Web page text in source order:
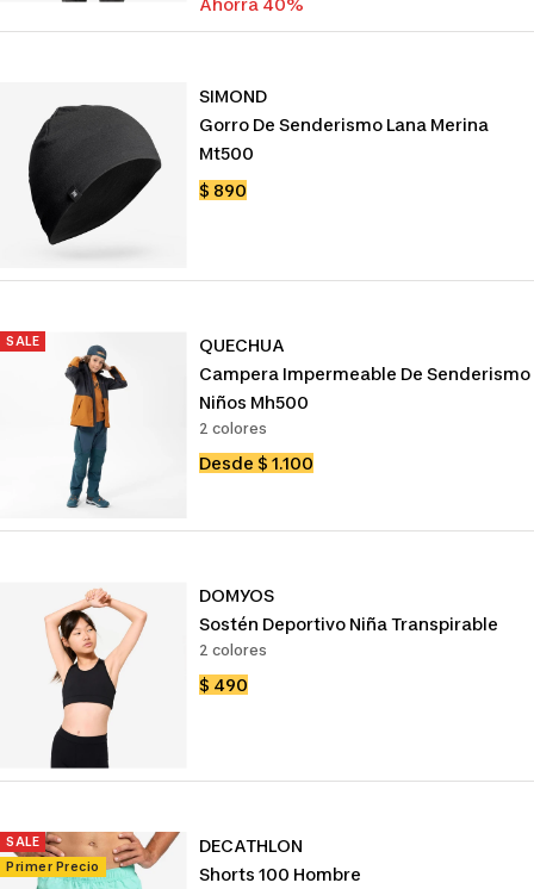
SIMOND
Gorro De Senderismo Lana Merina
Mt500
Precio
$ 890
SALE
QUECHUA
Campera Impermeable De Senderismo
Niños Mh500
2 colores
Precio
Desde $ 1.100
DOMYOS
Sostén Deportivo Niña Transpirable
2 colores
Precio
$ 490
SALE
Primer Precio
DECATHLON
Shorts 100 Hombre